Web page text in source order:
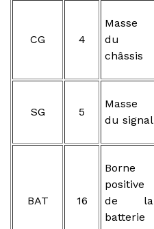
CG 4
Masse
du
châssis
SG 5
Masse
du signal
BAT 16
Borne
positive
de la
batterie